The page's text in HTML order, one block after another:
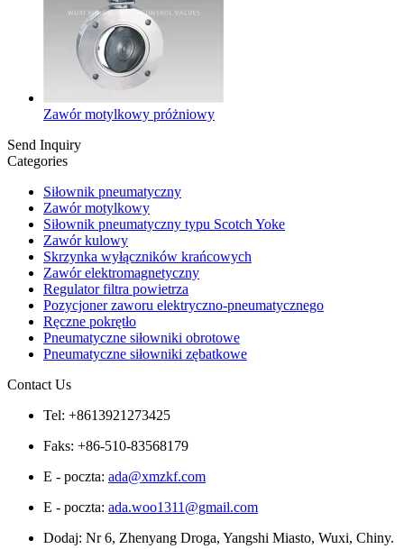
Zawór motylkowy próżniowy
Send Inquiry
Categories
Siłownik pneumatyczny
Zawór motylkowy
Siłownik pneumatyczny typu Scotch Yoke
Zawór kulowy
Skrzynka wyłączników krańcowych
Zawór elektromagnetyczny
Regulator filtra powietrza
Pozycjoner zaworu elektryczno-pneumatycznego
Ręczne pokrętło
Pneumatyczne siłowniki obrotowe
Pneumatyczne siłowniki zębatkowe
Contact Us
Tel: +8613921273425
Faks: +86-510-83568179
E - poczta: ada@xmzkf.com
E - poczta: ada.woo1311@gmail.com
Dodaj: Nr 6, Zhenyang Droga, Yangshi Miasto, Wuxi, Chiny.